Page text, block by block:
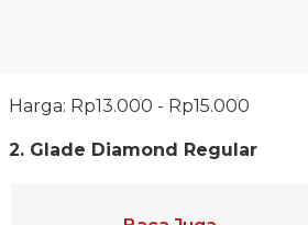
Harga: Rp13.000 - Rp15.000
2. Glade Diamond Regular